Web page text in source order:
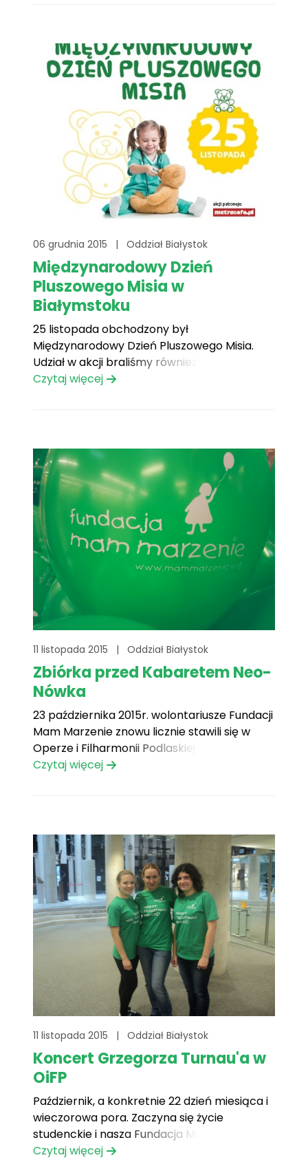
06 grudnia 2015 | Oddział Białystok
Międzynarodowy Dzień
Pluszowego Misia w
Białymstoku
25 listopada obchodzony był
Międzynarodowy Dzień Pluszowego Misia.
Udział w akcji braliśmy również i My.
Czytaj więcej
11 listopada 2015 | Oddział Białystok
Zbiórka przed Kabaretem Neo-
Nówka
23 października 2015r. wolontariusze Fundacji
Mam Marzenie znowu licznie stawili się w
Operze i Filharmonii Podlaskiej przy Odeskiej.
Tym razem na „15-leciu Kabaretu Neo-
Czytaj więcej
11 listopada 2015 | Oddział Białystok
Koncert Grzegorza Turnau'a w
OiFP
Październik, a konkretnie 22 dzień miesiąca i
wieczorowa pora. Zaczyna się życie
studenckie i nasza Fundacja Mam Marzenie
znowu aktywnie zabiera się za
Czytaj więcej